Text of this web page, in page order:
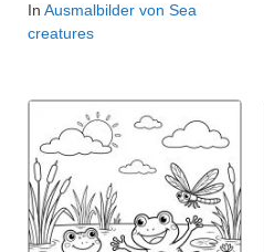
In Ausmalbilder von Sea
creatures